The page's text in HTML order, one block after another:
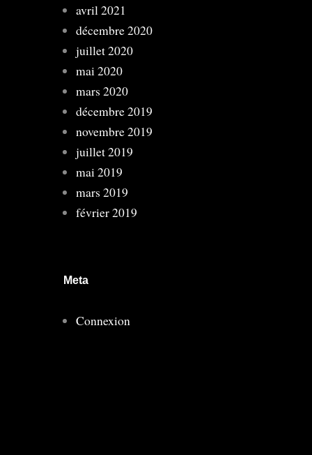
avril 2021
décembre 2020
juillet 2020
mai 2020
mars 2020
décembre 2019
novembre 2019
juillet 2019
mai 2019
mars 2019
février 2019
Meta
Connexion